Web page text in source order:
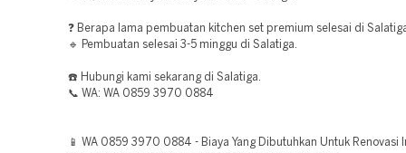
❓ Berapa lama pembuatan kitchen set premium selesai di
🔹 Pembuatan selesai 3-5 minggu di Salatiga.
☎️ Hubungi kami sekarang di Salatiga.
📞 WA: WA 0859 3970 0884
📱 WA 0859 3970 0884 - Biaya Yang Dibutuhkan Untuk Renovasi